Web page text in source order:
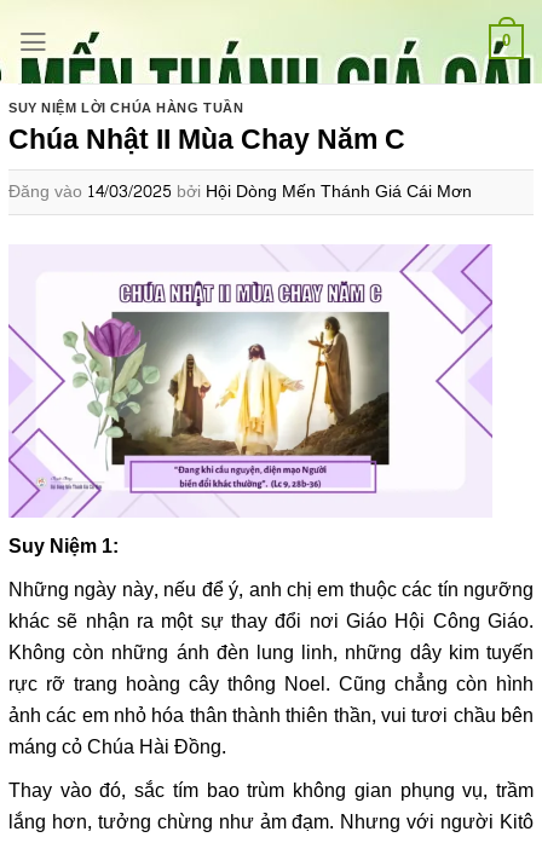
qua
nội
dung
0
SUY NIỆM LỜI CHÚA HÀNG TUẦN
Chúa Nhật II Mùa Chay Năm C
Đăng vào 14/03/2025 bởi Hội Dòng Mến Thánh Giá Cái Mơn
Suy Niệm 1:
Những ngày này, nếu để ý, anh chị em thuộc các tín ngưỡng
khác sẽ nhận ra một sự thay đổi nơi Giáo Hội Công Giáo.
Không còn những ánh đèn lung linh, những dây kim tuyến
rực rỡ trang hoàng cây thông Noel. Cũng chẳng còn hình
ảnh các em nhỏ hóa thân thành thiên thần, vui tươi chầu bên
máng cỏ Chúa Hài Đồng.
Thay vào đó, sắc tím bao trùm không gian phụng vụ, trầm
lắng hơn, tưởng chừng như ảm đạm. Nhưng với người Kitô